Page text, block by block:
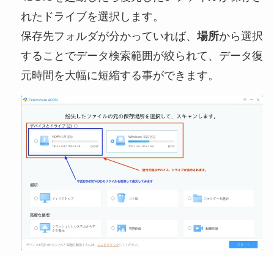
れたドライブを選択します。
保存先フォルダが分かっていれば、場所から選択
することでデータ検索範囲が絞られて、データ復
元時間を大幅に短縮する事ができます。